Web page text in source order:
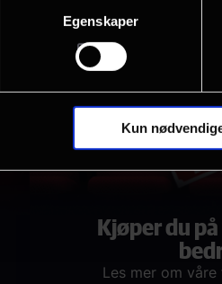
Egenskaper
Kun
Kjøper du
Les mer om